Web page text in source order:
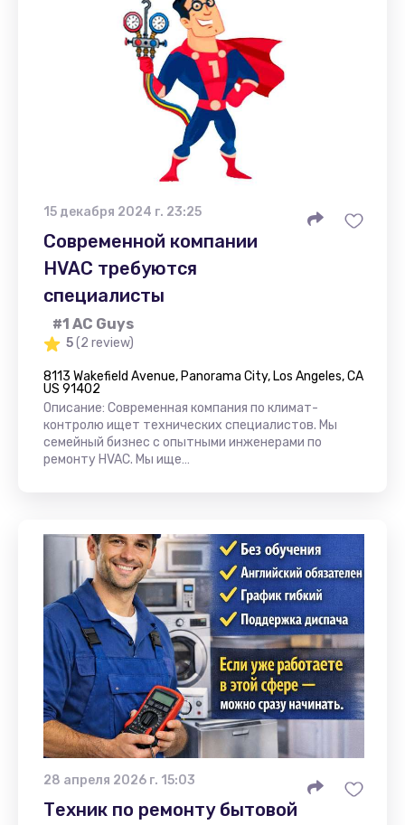
15 декабря 2024 г. 23:25
Современной компании
HVAC требуются
специалисты
#1 AC Guys
5(2 review)
8113 Wakefield Avenue, Panorama City, Los Angeles, CA
US 91402
Описание: Современная компания по климат-
контролю ищет технических специалистов. Мы
семейный бизнес с опытными инженерами по
ремонту HVAC. Мы ище…
28 апреля 2026 г. 15:03
Техник по ремонту бытовой